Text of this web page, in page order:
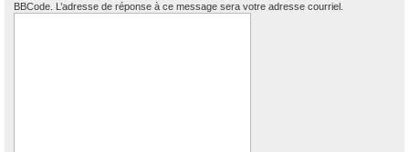
BBCode. L’adresse de réponse à ce message sera votre adresse courriel.